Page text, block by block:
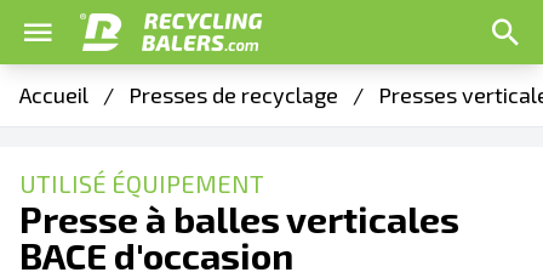
Accueil / Presses de recyclage / Presses
UTILISÉ ÉQUIPEMENT
Presse à balles verticales
BACE d'occasion